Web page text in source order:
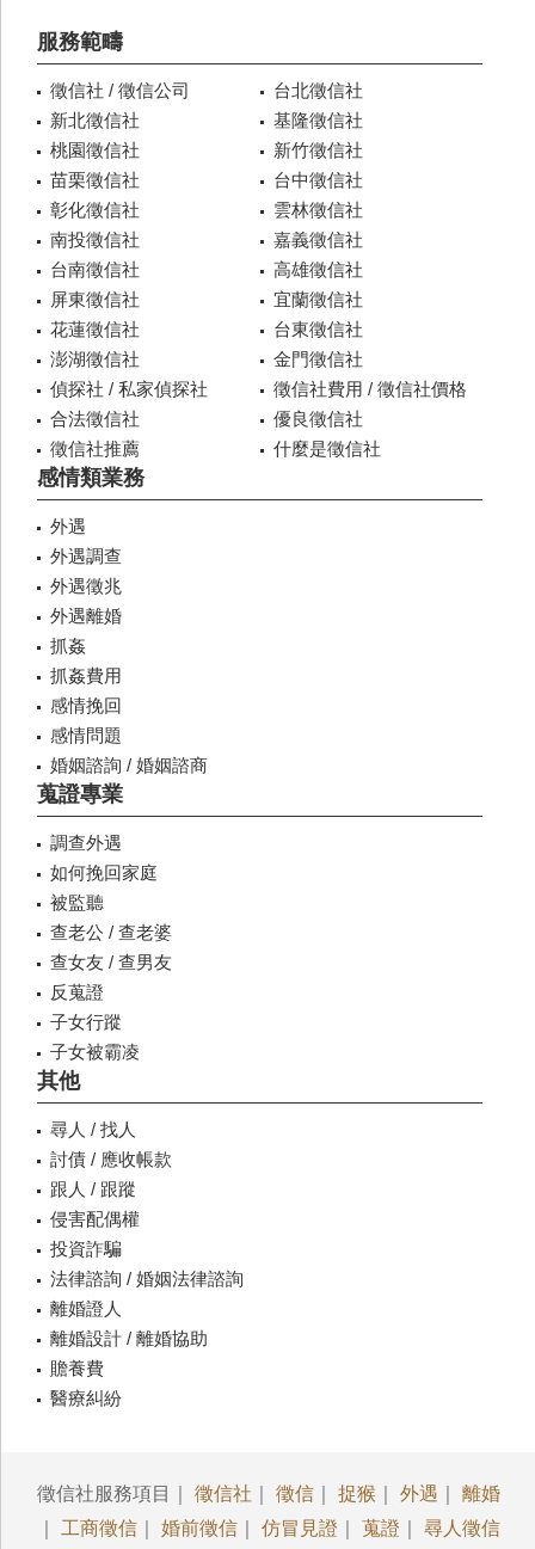
服務範疇
徵信社 / 徵信公司
台北徵信社
新北徵信社
基隆徵信社
桃園徵信社
新竹徵信社
苗栗徵信社
台中徵信社
彰化徵信社
雲林徵信社
南投徵信社
嘉義徵信社
台南徵信社
高雄徵信社
屏東徵信社
宜蘭徵信社
花蓮徵信社
台東徵信社
澎湖徵信社
金門徵信社
偵探社 / 私家偵探社
徵信社費用 / 徵信社價格
合法徵信社
優良徵信社
徵信社推薦
什麼是徵信社
感情類業務
外遇
外遇調查
外遇徵兆
外遇離婚
抓姦
抓姦費用
感情挽回
感情問題
婚姻諮詢 / 婚姻諮商
蒐證專業
調查外遇
如何挽回家庭
被監聽
查老公 / 查老婆
查女友 / 查男友
反蒐證
子女行蹤
子女被霸凌
其他
尋人 / 找人
討債 / 應收帳款
跟人 / 跟蹤
侵害配偶權
投資詐騙
法律諮詢 / 婚姻法律諮詢
離婚證人
離婚設計 / 離婚協助
贍養費
醫療糾紛
徵信社服務項目｜ 徵信社 徵信 捉猴 外遇
離婚
工商徵信 婚前徵信 仿冒見證 蒐證 尋人徵信